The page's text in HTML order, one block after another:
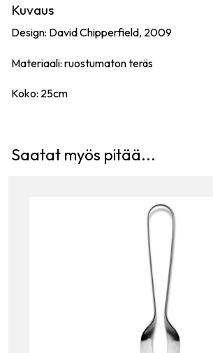
Kuvaus
Design: David Chipperfield, 2009
Materiaali: ruostumaton teräs
Koko: 25cm
Saatat myös pitää...